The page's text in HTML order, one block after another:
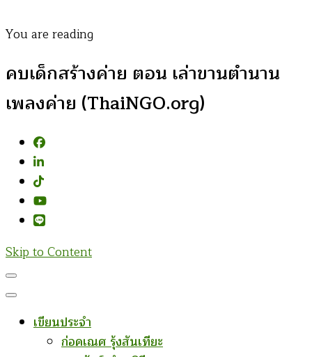
You are reading
คบเด็กสร้างค่าย ตอน เล่าขานตำนาน
เพลงค่าย (ThaiNGO.org)
Skip to Content
เขียนประจำ
ก่อคเณศ รุ้งสันเทียะ